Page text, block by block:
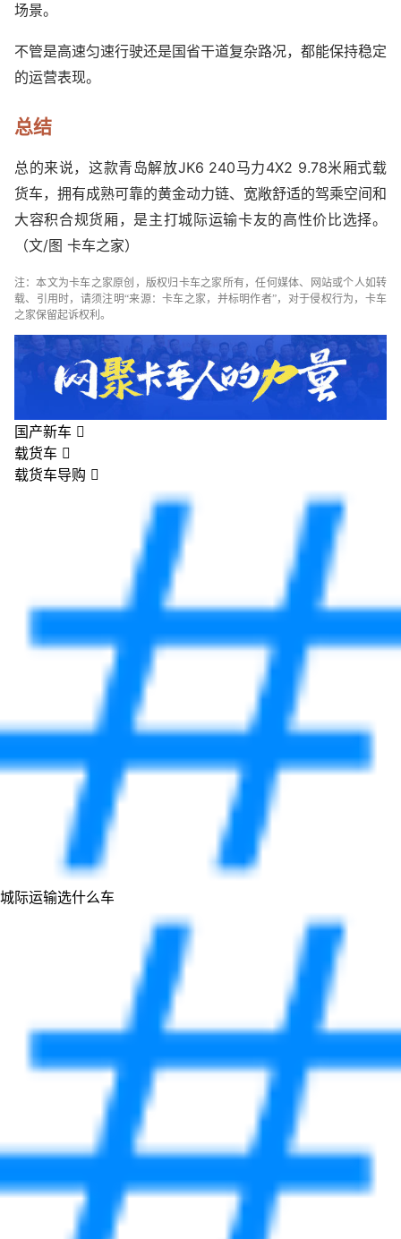
场景。
不管是高速匀速行驶还是国省干道复杂路况，都能保持稳定
的运营表现。
总结
总的来说，这款青岛解放JK6 240马力4X2 9.78米厢式载
货车，拥有成熟可靠的黄金动力链、宽敞舒适的驾乘空间和
大容积合规货厢，是主打城际运输卡友的高性价比选择。
（文/图 卡车之家）
注：本文为卡车之家原创，版权归卡车之家所有，任何媒体、网站或个人如转
载、引用时，请须注明“来源：卡车之家，并标明作者”，对于侵权行为，卡车
之家保留起诉权利。
国产新车 
载货车 
载货车导购 
城际运输选什么车